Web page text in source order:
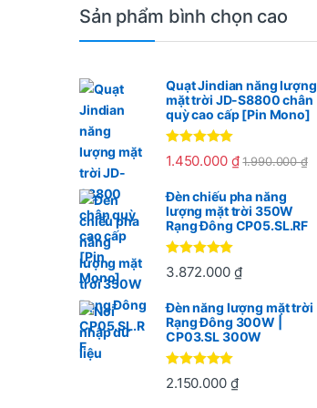
Sản phẩm bình chọn cao
Quạt Jindian năng lượng
mặt trời JD-S8800 chân
quỳ cao cấp [Pin Mono]
Được xếp
hạng5.005
1.450.000 ₫ 1.990.000₫
Đèn chiếu pha năng
lượng mặt trời 350W
Rạng Đông CP05.SL.RF
Được xếp
hạng 55
3.872.000 ₫
Đèn năng lượng mặt trời
Rạng Đông 300W |
CP03.SL 300W
Được xếp
hạng55
2.150.000 ₫